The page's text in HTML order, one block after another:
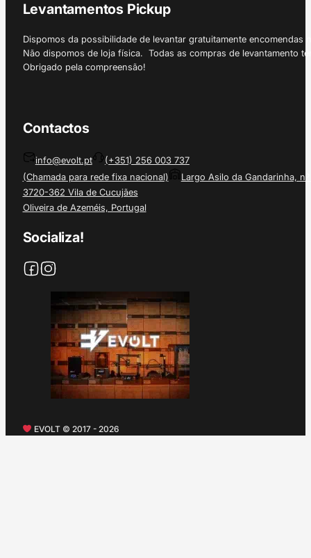
Levantamentos Pickup
Dispomos da possibilidade de levantar gratuitamente
Não dispomos de loja física. Todas as compras de levantamento
Obrigado pela compreensão!
Contactos
info@evolt.pt
(+351) 256 003 737
(Chamada para rede fixa nacional)
Largo Asilo da Gandarinha, nº
3720-362 Vila de Cucujães
Oliveira de Azeméis, Portugal
Socializa!
EVOLT © 2017 - 2026